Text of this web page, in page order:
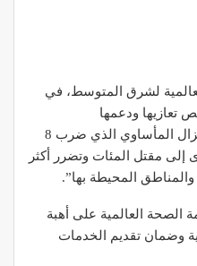
لشرق المتوسط، في
تعازيها ودعمها
لشعب المغرب المتضرر من الزلزال المأساوي الذي ضرب 8
إلى مقتل المئات وتضرر أكثر
الصحة العالمية على أهبة
وضمان تقديم الخدمات